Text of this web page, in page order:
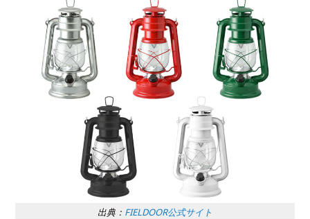
出典： FIELDOOR公式サイト